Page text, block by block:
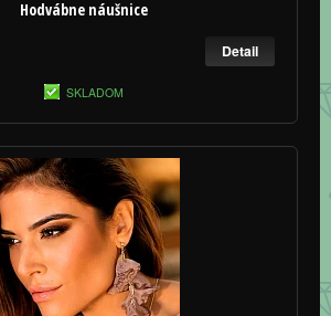
Hodvábne náušnice
Detail
SKLADOM